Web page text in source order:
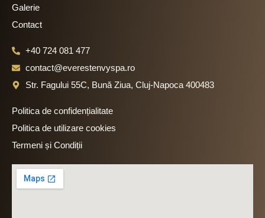
Galerie
Contact
+40 724 081 477
contact@everestenvyspa.ro
Str. Fagului 55C, Bună Ziua, Cluj-Napoca 400483
Politica de confidențialitate
Politica de utilizare cookies
Termeni și Condiții